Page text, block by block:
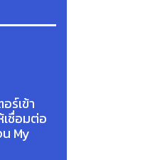
ร์เข้า
ชื่อมต่อ
My